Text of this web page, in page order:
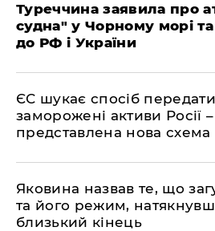
Туреччина заявила про
судна" у Чорному морі
до РФ і України
ЄС шукає спосіб передати
заморожені активи Росії –
представлена ​​нова схема
Яковина назвав те, що
та його режим,
близький кінець